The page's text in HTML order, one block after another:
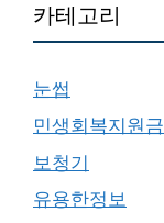
카테고리
눈썹
민생회복지원금
보청기
유용한정보